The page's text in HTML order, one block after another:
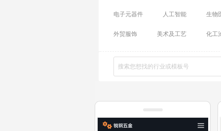
电子元器件 人工智能 生物
外贸服饰 美术及工艺 化工